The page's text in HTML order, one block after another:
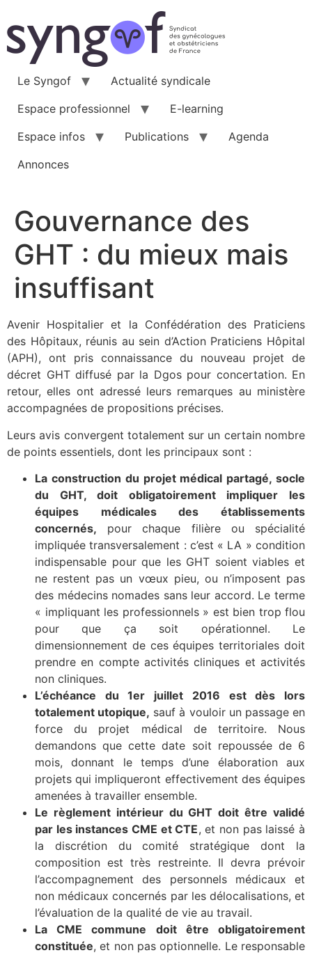
au
contenu
Le Syngof
Actualité syndicale
Espace professionnel
E-learning
Espace infos
Publications
Agenda
Annonces
Gouvernance des
GHT : du mieux mais
insuffisant
Avenir Hospitalier et la Confédération des Praticiens
des Hôpitaux, réunis au sein d’Action Praticiens Hôpital
(APH), ont pris connaissance du nouveau projet de
décret GHT diffusé par la Dgos pour concertation. En
retour, elles ont adressé leurs remarques au ministère
accompagnées de propositions précises.
Leurs avis convergent totalement sur un certain nombre
de points essentiels, dont les principaux sont :
La construction du projet médical partagé, socle
du GHT, doit obligatoirement impliquer les
équipes médicales des établissements
concernés, pour chaque filière ou spécialité
impliquée transversalement : c’est « LA » condition
indispensable pour que les GHT soient viables et
ne restent pas un vœux pieu, ou n’imposent pas
des médecins nomades sans leur accord. Le terme
« impliquant les professionnels » est bien trop flou
pour que ça soit opérationnel. Le
dimensionnement de ces équipes territoriales doit
prendre en compte activités cliniques et activités
non cliniques.
L’échéance du 1er juillet 2016 est dès lors
totalement utopique, sauf à vouloir un passage en
force du projet médical de territoire. Nous
demandons que cette date soit repoussée de 6
mois, donnant le temps d’une élaboration aux
projets qui impliqueront effectivement des équipes
amenées à travailler ensemble.
Le règlement intérieur du GHT doit être validé
par les instances CME et CTE, et non pas laissé à
la discrétion du comité stratégique dont la
composition est très restreinte. Il devra prévoir
l’accompagnement des personnels médicaux et
non médicaux concernés par les délocalisations, et
l’évaluation de la qualité de vie au travail.
La CME commune doit être obligatoirement
constituée, et non pas optionnelle. Le responsable